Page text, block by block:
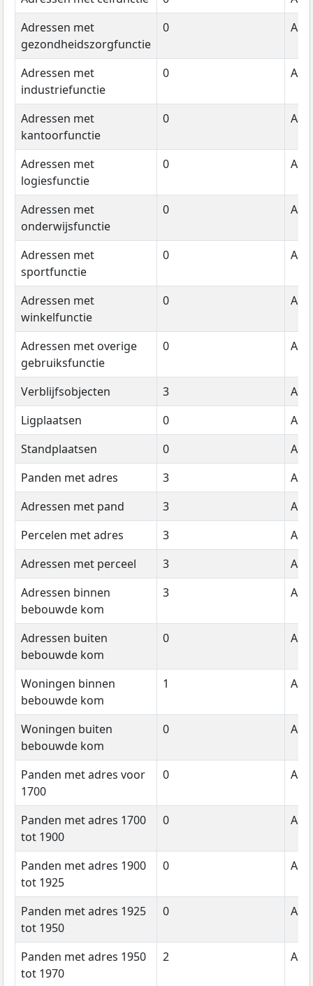
Adressen met
gezondheidszorgfunctie
0
Adressen met
industriefunctie
0
Adressen met
kantoorfunctie
0
Adressen met
logiesfunctie
0
Adressen met
onderwijsfunctie
0
Adressen met
sportfunctie
0
Adressen met
winkelfunctie
0
Adressen met overige
gebruiksfunctie
0
Verblijfsobjecten 3
Ligplaatsen
0
Standplaatsen
0
Panden met adres
3
Adressen met pand
3
Percelen met adres
3
Adressen met perceel
3
Adressen binnen
bebouwde kom
3
Adressen buiten
bebouwde kom
0
Woningen binnen
bebouwde kom
1
Woningen buiten
bebouwde kom
0
Panden met adres voor
1700
0
Panden met adres 1700
tot 1900
0
Panden met adres 1900
tot 1925
0
Panden met adres 1925
tot 1950
0
Panden met adres 1950
tot 1970
2